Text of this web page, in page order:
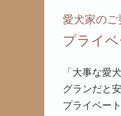
愛犬家のご
プライ
「大事な愛
グランだと
プライベー